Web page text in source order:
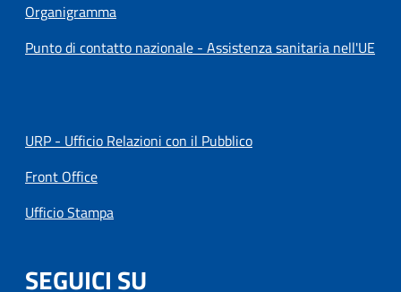
Organigramma
Punto di contatto nazionale - Assistenza sanitaria nell'UE
URP - Ufficio Relazioni con il Pubblico
Front Office
Ufficio Stampa
SEGUICI SU